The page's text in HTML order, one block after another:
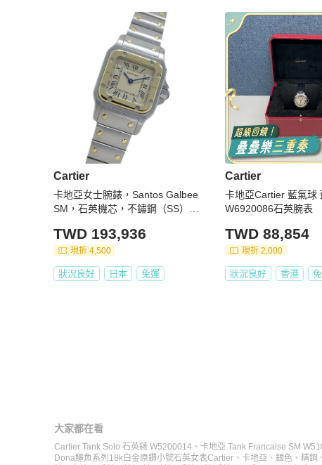
Cartier
卡地亞女士腕錶，Santos Galbee
SM，石英機芯，不鏽鋼（SS），
TWD 193,936
現折 4,500
狀況良好 日本 免運
Cartier
卡地亞Cartier 藍氣球
W6920086石英腕表
TWD 88,854
現折 2,000
狀況良好 香港
大家都在看
Cartier Tank Solo 石英錶 W5200014 、 卡地亞 Tank Francaise SM
Dona鱷魚系列18k白金原鑽小號石英女表Cartier 、 卡地亞 、 銀色 、 精鋼